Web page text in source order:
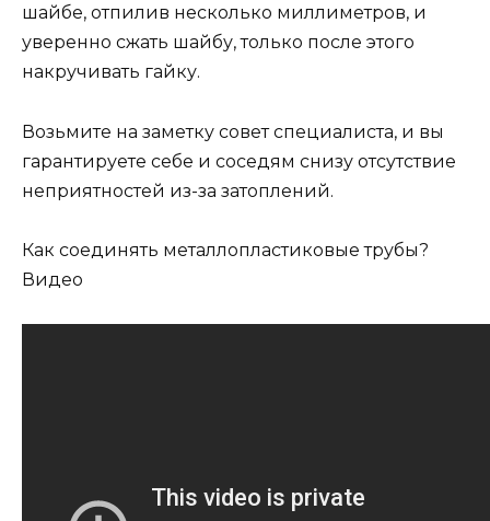
шайбе, отпилив несколько миллиметров, и
уверенно сжать шайбу, только после этого
накручивать гайку.
Возьмите на заметку совет специалиста, и вы
гарантируете себе и соседям снизу отсутствие
неприятностей из-за затоплений.
Как соединять металлопластиковые трубы?
Видео